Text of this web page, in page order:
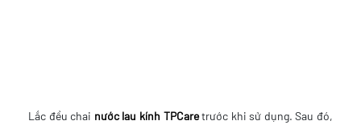
Lắc đều chai nước lau kính TPCaretrước khi sử dụng. Sau đó,